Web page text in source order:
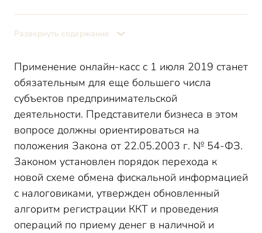
Развернуть содержание
Применение онлайн-касс с 1 июля 2019 станет
обязательным для еще большего числа
субъектов предпринимательской
деятельности. Представители бизнеса в этом
вопросе должны ориентироваться на
положения Закона от 22.05.2003 г. № 54-ФЗ.
Законом установлен порядок перехода к
новой схеме обмена фискальной информацией
с налоговиками, утвержден обновленный
алгоритм регистрации ККТ и проведения
операций по приему денег в наличной и